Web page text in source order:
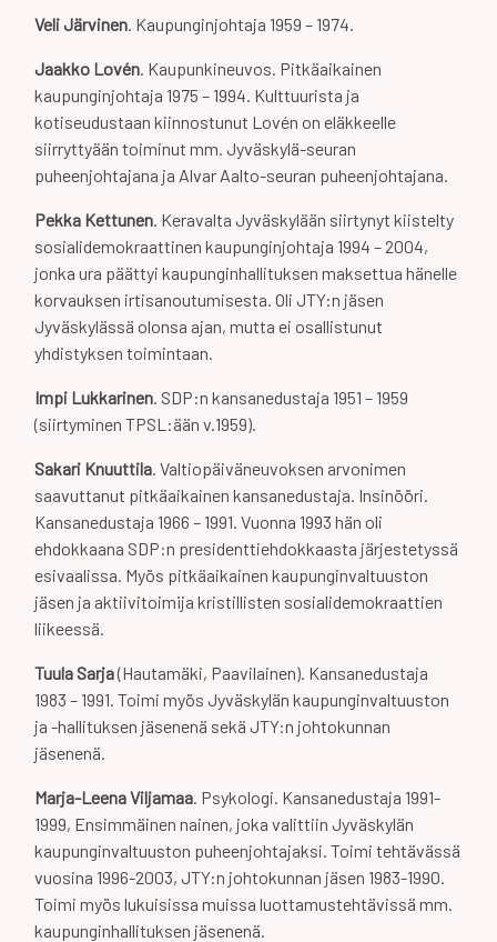
Veli Järvinen. Kaupunginjohtaja 1959 – 1974.
Jaakko Lovén. Kaupunkineuvos. Pitkäaikainen
kaupunginjohtaja 1975 – 1994. Kulttuurista ja
kotiseudustaan kiinnostunut Lovén on eläkkeelle
siirryttyään toiminut mm. Jyväskylä-seuran
puheenjohtajana ja Alvar Aalto-seuran puheenjohtajana.
Pekka Kettunen. Keravalta Jyväskylään siirtynyt kiistelty
sosialidemokraattinen kaupunginjohtaja 1994 – 2004,
jonka ura päättyi kaupunginhallituksen maksettua hänelle
korvauksen irtisanoutumisesta. Oli JTY:n jäsen
Jyväskylässä olonsa ajan, mutta ei osallistunut
yhdistyksen toimintaan.
Impi Lukkarinen. SDP:n kansanedustaja 1951 – 1959
(siirtyminen TPSL:ään v.1959).
Sakari Knuuttila. Valtiopäiväneuvoksen arvonimen
saavuttanut pitkäaikainen kansanedustaja. Insinööri.
Kansanedustaja 1966 – 1991. Vuonna 1993 hän oli
ehdokkaana SDP:n presidenttiehdokkaasta järjestetyssä
esivaalissa. Myös pitkäaikainen kaupunginvaltuuston
jäsen ja aktiivitoimija kristillisten sosialidemokraattien
liikeessä.
Tuula Sarja(Hautamäki, Paavilainen). Kansanedustaja
1983 – 1991. Toimi myös Jyväskylän kaupunginvaltuuston
ja -hallituksen jäsenenä sekä JTY:n johtokunnan
jäsenenä.
Marja-Leena Viljamaa. Psykologi. Kansanedustaja 1991-
1999, Ensimmäinen nainen, joka valittiin Jyväskylän
kaupunginvaltuuston puheenjohtajaksi. Toimi tehtävässä
vuosina 1996-2003, JTY:n johtokunnan jäsen 1983-1990.
Toimi myös lukuisissa muissa luottamustehtävissä mm.
kaupunginhallituksen jäsenenä.